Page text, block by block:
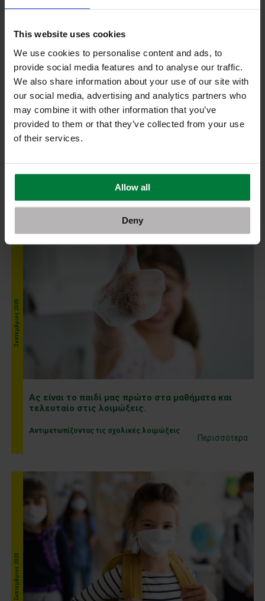
This website uses cookies
We use cookies to personalise content and ads, to
provide social media features and to analyse our traffic.
We also share information about your use of our site with
our social media, advertising and analytics partners who
may combine it with other information that you’ve
provided to them or that they’ve collected from your use
of their services.
Allow all
Deny
Σεπτέμβριος 2020
Νέα σχολική χρονιά. Συμβουλές για σωστό διάβασμα
Σεπτέμβριος 2020
Ας είναι το παιδί μας πρώτο στα μαθήματα και
τελευταίο στις λοιμώξεις.
Αντιμετωπίζοντας τις σχολικές λοιμώξεις
Περισσότερα
Σεπτέμβριος 2020